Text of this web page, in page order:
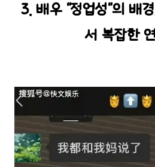
3. 배우 "정업성"의 배
서 복잡한